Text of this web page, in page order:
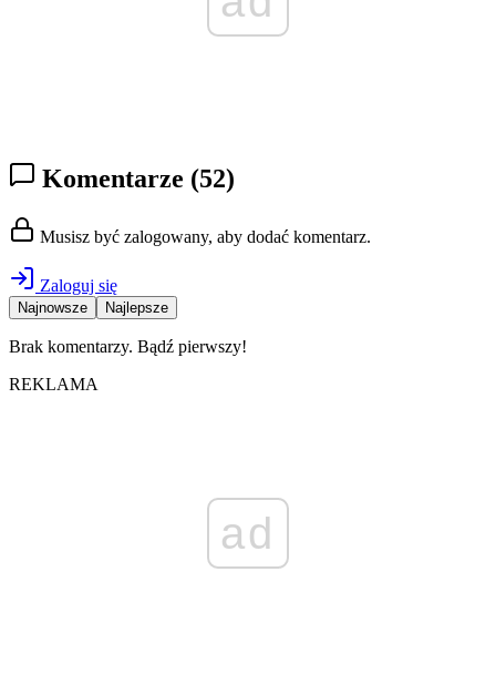
Komentarze (52)
Musisz być zalogowany, aby dodać komentarz.
Zaloguj się
Najnowsze Najlepsze
Brak komentarzy. Bądź pierwszy!
REKLAMA
ad